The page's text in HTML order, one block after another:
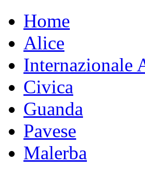
Home
Alice
Internazionale
Civica
Guanda
Pavese
Malerba